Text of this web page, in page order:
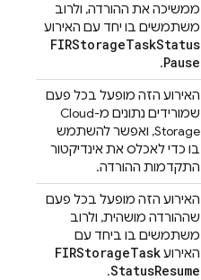
ממשיכה את ההורדה, ולרוב
משתמשים בו יחד עם האירוע
FIRStorageTaskStatus
Pause
.
האירוע הזה מופעל בכל פעם
שמורידים נתונים מ-Cloud
Storage, ואפשר להשתמש
בו כדי לאכלס את אינדיקטור
התקדמות ההורדה.
האירוע הזה מופעל בכל פעם
שההורדה מושהית, ולרוב
משתמשים בו ביחד עם
האירוע
FIRStorageTask
StatusResume
.